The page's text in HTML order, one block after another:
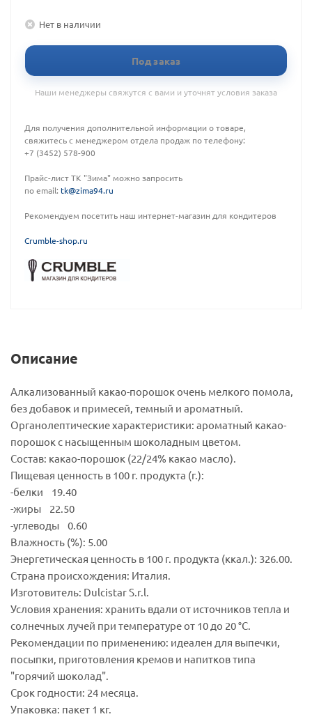
Нет в наличии
Под заказ
Наши менеджеры свяжутся с вами и уточнят условия заказа
Для получения дополнительной информации о товаре,
свяжитесь с менеджером отдела продаж по телефону:
+7 (3452) 578-900
Прайс-лист ТК "Зима" можно запросить
по email: tk@zima94.ru
Рекомендуем посетить наш интернет-магазин для кондитеров
Crumble-shop.ru
Описание
Алкализованный какао-порошок очень мелкого помола,
без добавок и примесей, темный и ароматный.
Органолептические характеристики: ароматный какао-
порошок c насыщенным шоколадным цветом.
Состав: какао-порошок (22/24% какао масло).
Пищевая ценность в 100 г. продукта (г.):
-белки 19.40
-жиры 22.50
-углеводы 0.60
Влажность (%): 5.00
Энергетическая ценность в 100 г. продукта (ккал.): 326.00.
Страна происхождения: Италия.
Изготовитель: Dulcistar S.r.l.
Условия хранения: хранить вдали от источников тепла и
солнечных лучей при температуре от 10 до 20 °C.
Рекомендации по применению: идеален для выпечки,
посыпки, приготовления кремов и напитков типа
"горячий шоколад".
Срок годности: 24 месяца.
Упаковка: пакет 1 кг.